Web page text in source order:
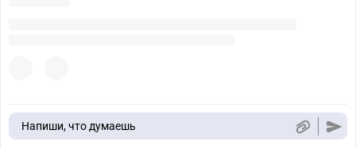
Напиши, что думаешь